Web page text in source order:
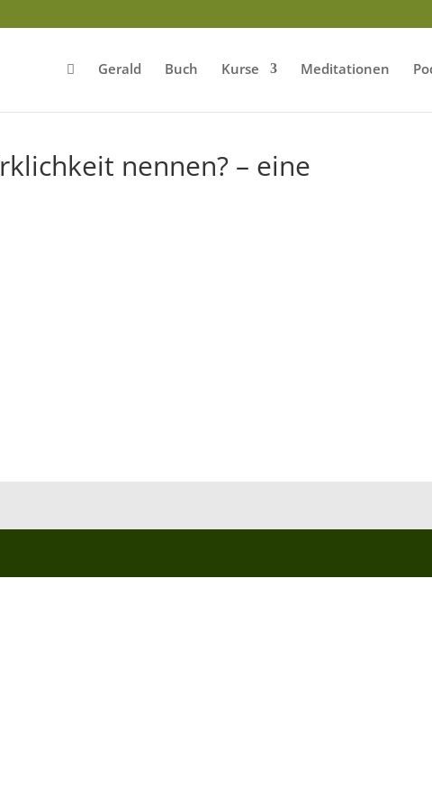
Gerald Buch Kurse Meditationen
nennen? – eine